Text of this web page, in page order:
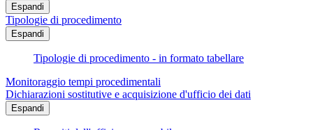
Espandi
Tipologie di procedimento
Espandi
Tipologie di procedimento - in formato tabellare
Monitoraggio tempi procedimentali
Dichiarazioni sostitutive e acquisizione d'ufficio dei dati
Espandi